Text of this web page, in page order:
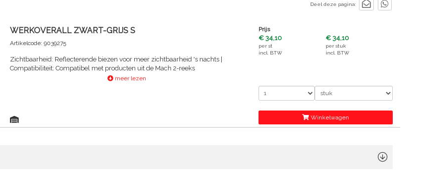
Deel deze pagina:
WERKOVERALL ZWART-GRIJS S
Artikelcode: 9039275
Zichtbaarheid: Reflecterende biezen voor meer zichtbaarheid 's nachts |
Compatibiliteit: Compatibel met producten uit de Mach 2-reeks
meer lezen
Prijs
€ 34,10
per st
incl. BTW
€ 34,10
per stuk
incl. BTW
Winkelwagen